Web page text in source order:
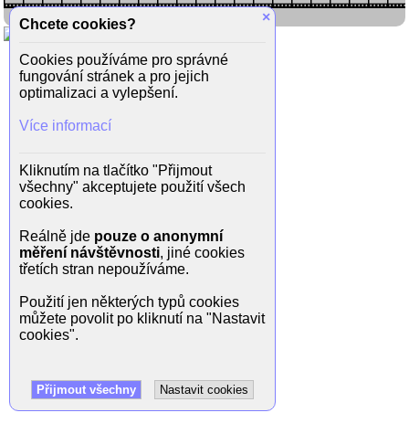
×
Chcete cookies?
Cookies používáme pro správné
fungování stránek a pro jejich
optimalizaci a vylepšení.
Více informací
Kliknutím na tlačítko "Přijmout
všechny" akceptujete použití všech
cookies.
Reálně jde pouze o anonymní
měření návštěvnosti, jiné cookies
třetích stran nepoužíváme.
Použití jen některých typů cookies
můžete povolit po kliknutí na "Nastavit
cookies".
Přijmout všechny Nastavit cookies